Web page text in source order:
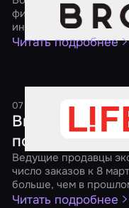
фильмам поможет
интерес
Читать подробнее
07 марта 2017 2 минуты
Вместо цветов
подарки в
Ведущие продавцы
число заказов к 8
больше, чем в
Читать подробнее